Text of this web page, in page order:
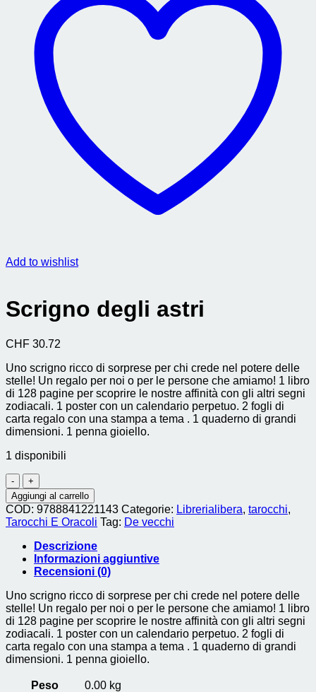
Add to wishlist
Scrigno degli astri
CHF 30.72
Uno scrigno ricco di sorprese per chi crede nel potere delle
stelle! Un regalo per noi o per le persone che amiamo! 1 libro
di 128 pagine per scoprire le nostre affinità con gli altri segni
zodiacali. 1 poster con un calendario perpetuo. 2 fogli di
carta regalo con una stampa a tema . 1 quaderno di grandi
dimensioni. 1 penna gioiello.
1 disponibili
Scrigno
degli
astri
quantità
Aggiungi al carrello
COD: 9788841221143 Categorie: Librerialibera, tarocchi,
Tarocchi E Oracoli Tag: De vecchi
Descrizione
Informazioni aggiuntive
Recensioni (0)
Uno scrigno ricco di sorprese per chi crede nel potere delle
stelle! Un regalo per noi o per le persone che amiamo! 1 libro
di 128 pagine per scoprire le nostre affinità con gli altri segni
zodiacali. 1 poster con un calendario perpetuo. 2 fogli di
carta regalo con una stampa a tema . 1 quaderno di grandi
dimensioni. 1 penna gioiello.
Peso 0.00 kg